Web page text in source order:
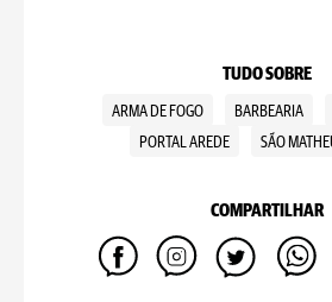
TUDO SOBRE
ARMA DE FOGO BARBEARIA
PORTAL AREDE
SÃO
COMPARTILHAR